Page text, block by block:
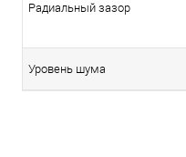
Радиальный зазор
Уровень шума